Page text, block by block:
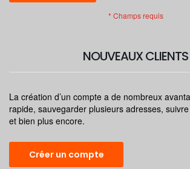
NOUVEAUX CLIENTS
La création d’un compte a de nombreux
rapide, sauvegarder plusieurs adresses,
et bien plus encore.
Créer un compte